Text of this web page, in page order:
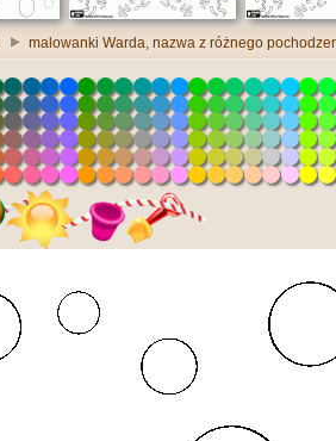
malowanki Warda, nazwa z różnego